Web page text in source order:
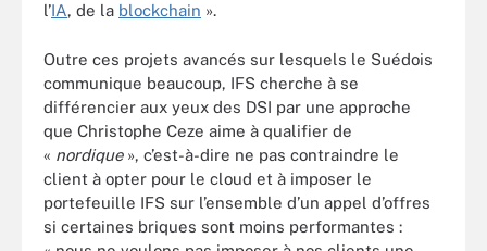
l’IA, de la blockchain ».
Outre ces projets avancés sur lesquels le Suédois
communique beaucoup, IFS cherche à se
différencier aux yeux des DSI par une approche
que Christophe Ceze aime à qualifier de
« nordique», c’est-à-dire ne pas contraindre le
client à opter pour le cloud et à imposer le
portefeuille IFS sur l’ensemble d’un appel d’offres
si certaines briques sont moins performantes :